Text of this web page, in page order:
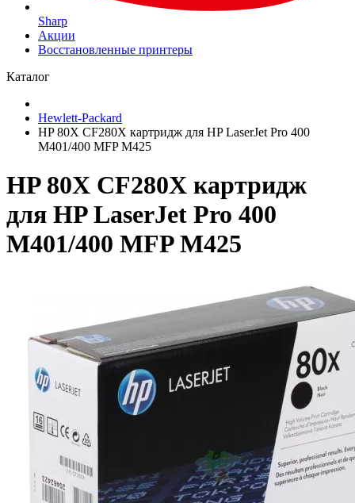
Sharp
Акции
Восстановленные принтеры
Каталог
Hewlett-Packard
HP 80X CF280X картридж для HP LaserJet Pro 400
M401/400 MFP M425
HP 80X CF280X картридж
для HP LaserJet Pro 400
M401/400 MFP M425